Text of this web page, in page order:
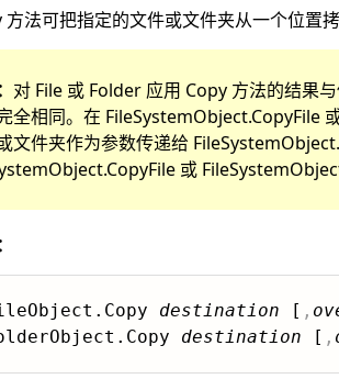
方法可把指定的文件或文件夹从一个位置
对 File 或 Folder 应用 Copy 方法的结果
全相同。在 FileSystemObject.CopyFile
文件夹作为参数传递给
或
destination [ ,
destination [ ,